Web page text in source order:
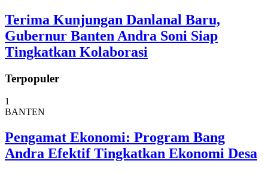
Terima Kunjungan Danlanal Baru,
Gubernur Banten Andra Soni Siap
Tingkatkan Kolaborasi
Terpopuler
1
BANTEN
Pengamat Ekonomi: Program Bang
Andra Efektif Tingkatkan Ekonomi Desa